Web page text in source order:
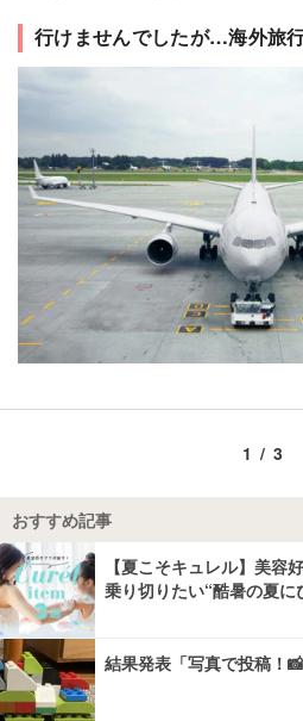
行けませんでしたが…海外旅
1/3
おすすめ記事
【夏こそキュレル】美容
乗り切りたい“酷暑の夏
結果発表「写真で投稿！